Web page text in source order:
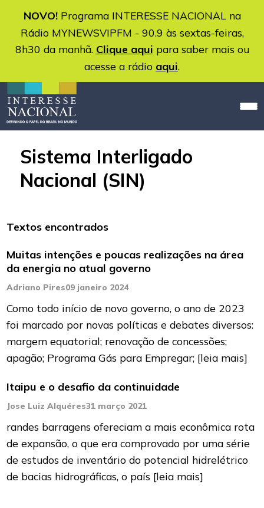
NOVO!Programa INTERESSE NACIONAL na
Rádio MYNEWSVIPFM - 90.9 às sextas-feiras,
8h30 da manhã. Clique aqui para saber mais ou
acesse a rádio aqui.
Sistema Interligado
Nacional (SIN)
Textos encontrados
Muitas intenções e poucas realizações na área
da energia no atual governo
Adriano Pires09 janeiro 2024
Como todo início de novo governo, o ano de 2023
foi marcado por novas políticas e debates diversos:
margem equatorial; renovação de concessões;
apagão; Programa Gás para Empregar; [leia mais]
Itaipu e o desafio da continuidade
Jose Luiz Alquéres31 março 2021
randes barragens ofereciam a mais econômica rota
de expansão, o que era comprovado por uma série
de estudos de inventário do potencial hidrelétrico
de bacias hidrográficas, o país [leia mais]